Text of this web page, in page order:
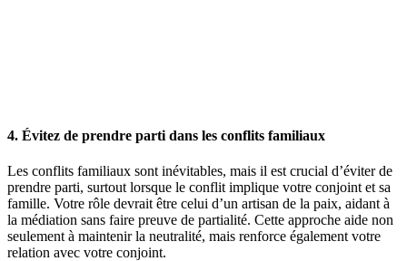
4. Évitez de prendre parti dans les conflits familiaux
Les conflits familiaux sont inévitables, mais il est crucial d’éviter de
prendre parti, surtout lorsque le conflit implique votre conjoint et sa
famille. Votre rôle devrait être celui d’un artisan de la paix, aidant à
la médiation sans faire preuve de partialité. Cette approche aide non
seulement à maintenir la neutralité, mais renforce également votre
relation avec votre conjoint.